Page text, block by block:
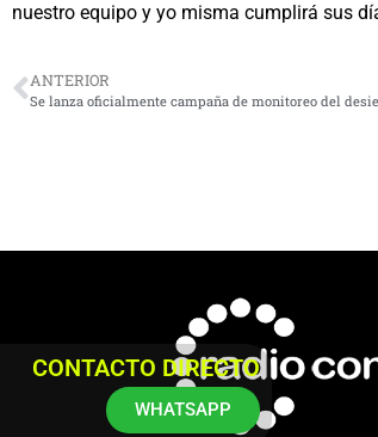
nuestro equipo y yo misma cumplirá sus
ANTERIOR
Se lanza oficialmente campaña de monitoreo del
CONTACTO DIRECTO
WHATSAPP